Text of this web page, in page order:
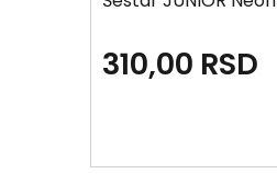
310,00 RSD